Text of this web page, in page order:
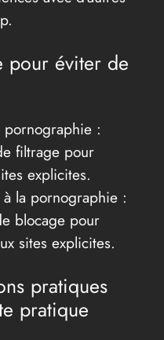
pour éviter de
pornographie :
filtrage pour
explicites.
la pornographie :
blocage pour
sites explicites.
pratiques
pratique